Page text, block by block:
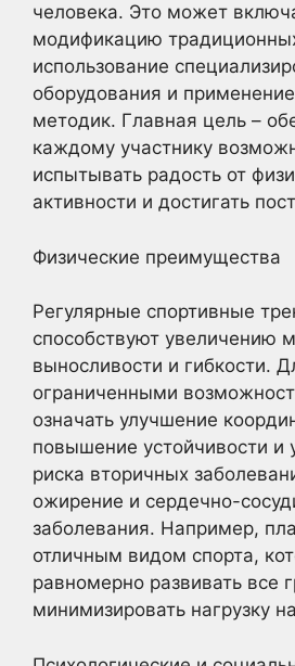
человека. Это может
модификацию
использование
оборудования и
методик. Главная цель –
каждому участнику
испытывать радость от
активности и достигать
Физические преимущества
Регулярные спортивные
способствуют увеличению
выносливости и гибкости.
ограниченными
означать улучшение
повышение устойчивости и
риска вторичных
ожирение и сердечно-
заболевания. Например,
отличным видом спорта,
равномерно развивать все
минимизировать нагрузку